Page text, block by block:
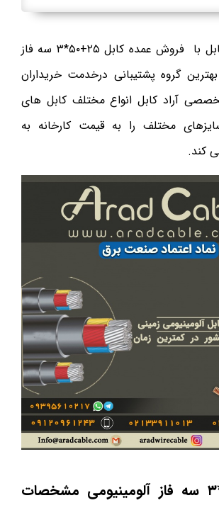
مرکز خرید آراد کابل با فروش عمده کابل ۲۵+۵۰*۳ سه فاز
بهترین گروه پشتیبانی درخدمت خریداران
آراد کابل انواع مختلف کابل های
مختلف را به قیمت کارخانه به
کند.
آلومینیومی مشخصات